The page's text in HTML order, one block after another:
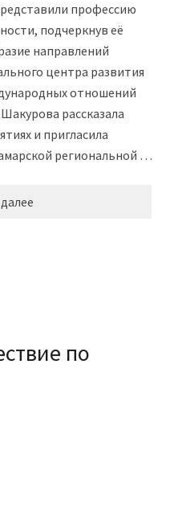
профессию
подчеркнув её
направлений
центра развития
отношений
рассказала
и пригласила
региональной …
по